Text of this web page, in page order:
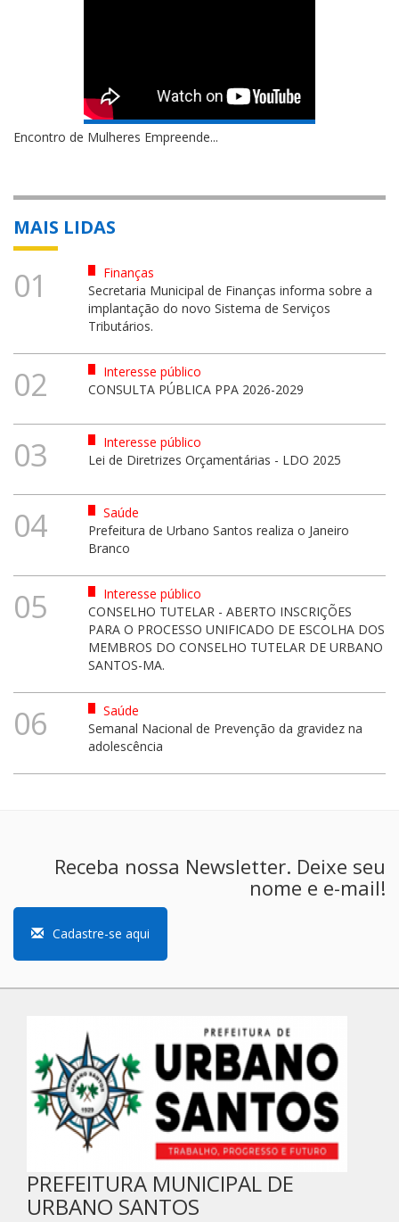
Encontro de Mulheres Empreende...
MAIS LIDAS
01
Finanças
Secretaria Municipal de Finanças informa sobre a
implantação do novo Sistema de Serviços
Tributários.
02
Interesse público
CONSULTA PÚBLICA PPA 2026-2029
03
Interesse público
Lei de Diretrizes Orçamentárias - LDO 2025
04
Saúde
Prefeitura de Urbano Santos realiza o Janeiro
Branco
05
Interesse público
CONSELHO TUTELAR - ABERTO INSCRIÇÕES
PARA O PROCESSO UNIFICADO DE ESCOLHA DOS
MEMBROS DO CONSELHO TUTELAR DE URBANO
SANTOS-MA.
06
Saúde
Semanal Nacional de Prevenção da gravidez na
adolescência
Receba nossa Newsletter. Deixe seu
nome e e-mail!
Cadastre-se aqui
PREFEITURA MUNICIPAL DE
URBANO SANTOS